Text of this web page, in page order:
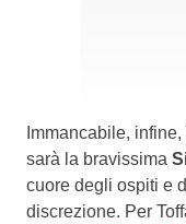
Immancabile,
sarà la bravissima
cuore degli ospiti e
discrezione. Per